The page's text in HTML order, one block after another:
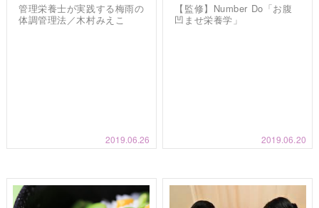
管理栄養士が実践する梅雨の
体調管理法／木村みえこ
2019.06.26
【監修】Number Do「お腹
凹ませ栄養学」
2019.06.20